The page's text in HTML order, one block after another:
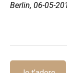
Berlin, 06-05-